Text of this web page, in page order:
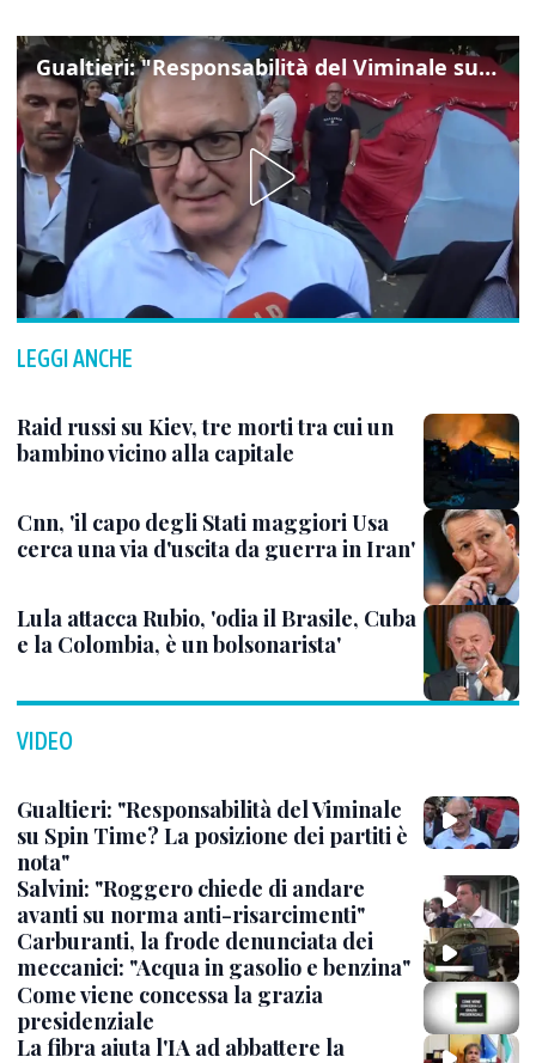
Gualtieri: "Responsabilità del Viminale su Spin Time? La posizione dei partiti è nota"
LEGGI ANCHE
Raid russi su Kiev, tre morti tra cui un
bambino vicino alla capitale
Cnn, 'il capo degli Stati maggiori Usa
cerca una via d'uscita da guerra in Iran'
Lula attacca Rubio, 'odia il Brasile, Cuba
e la Colombia, è un bolsonarista'
VIDEO
Gualtieri: "Responsabilità del Viminale
su Spin Time? La posizione dei partiti è
nota"
Salvini: "Roggero chiede di andare
avanti su norma anti-risarcimenti"
Carburanti, la frode denunciata dei
meccanici: "Acqua in gasolio e benzina"
Come viene concessa la grazia
presidenziale
La fibra aiuta l'IA ad abbattere la